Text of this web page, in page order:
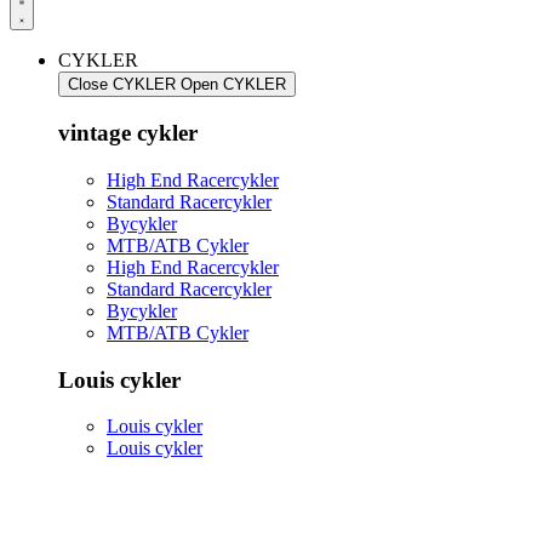
CYKLER
Close CYKLER Open CYKLER
vintage cykler
High End Racercykler
Standard Racercykler
Bycykler
MTB/ATB Cykler
High End Racercykler
Standard Racercykler
Bycykler
MTB/ATB Cykler
Louis cykler
Louis cykler
Louis cykler